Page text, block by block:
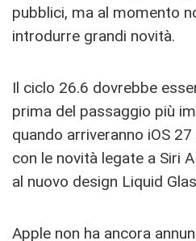
pubblici, ma al momento
introdurre grandi novità.
Il ciclo 26.6 dovrebbe
prima del passaggio più
quando arriveranno iOS
con le novità legate a Siri
al nuovo design Liquid
Apple non ha ancora